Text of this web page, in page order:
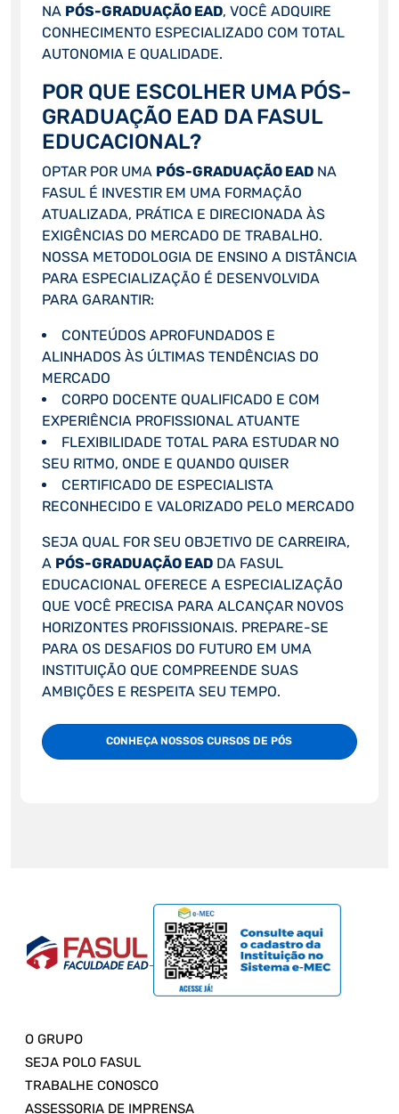
NA PÓS-GRADUAÇÃO EAD, VOCÊ ADQUIRE
CONHECIMENTO ESPECIALIZADO COM TOTAL
AUTONOMIA E QUALIDADE.
POR QUE ESCOLHER UMA PÓS-
GRADUAÇÃO EAD DA FASUL
EDUCACIONAL?
OPTAR POR UMA PÓS-GRADUAÇÃO EADNA
FASUL É INVESTIR EM UMA FORMAÇÃO
ATUALIZADA, PRÁTICA E DIRECIONADA ÀS
EXIGÊNCIAS DO MERCADO DE TRABALHO.
NOSSA METODOLOGIA DE ENSINO A DISTÂNCIA
PARA ESPECIALIZAÇÃO É DESENVOLVIDA
PARA GARANTIR:
CONTEÚDOS APROFUNDADOS E
ALINHADOS ÀS ÚLTIMAS TENDÊNCIAS DO
MERCADO
CORPO DOCENTE QUALIFICADO E COM
EXPERIÊNCIA PROFISSIONAL ATUANTE
FLEXIBILIDADE TOTAL PARA ESTUDAR NO
SEU RITMO, ONDE E QUANDO QUISER
CERTIFICADO DE ESPECIALISTA
RECONHECIDO E VALORIZADO PELO MERCADO
SEJA QUAL FOR SEU OBJETIVO DE CARREIRA,
A PÓS-GRADUAÇÃO EADDA FASUL
EDUCACIONAL OFERECE A ESPECIALIZAÇÃO
QUE VOCÊ PRECISA PARA ALCANÇAR NOVOS
HORIZONTES PROFISSIONAIS. PREPARE-SE
PARA OS DESAFIOS DO FUTURO EM UMA
INSTITUIÇÃO QUE COMPREENDE SUAS
AMBIÇÕES E RESPEITA SEU TEMPO.
CONHEÇA NOSSOS CURSOS DE PÓS
O GRUPO
SEJA POLO FASUL
TRABALHE CONOSCO
ASSESSORIA DE IMPRENSA